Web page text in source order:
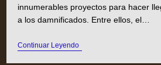
innumerables proyectos para hacer
a los damnificados. Entre ellos, el…
Continuar Leyendo